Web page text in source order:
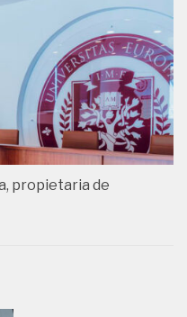
propietaria de